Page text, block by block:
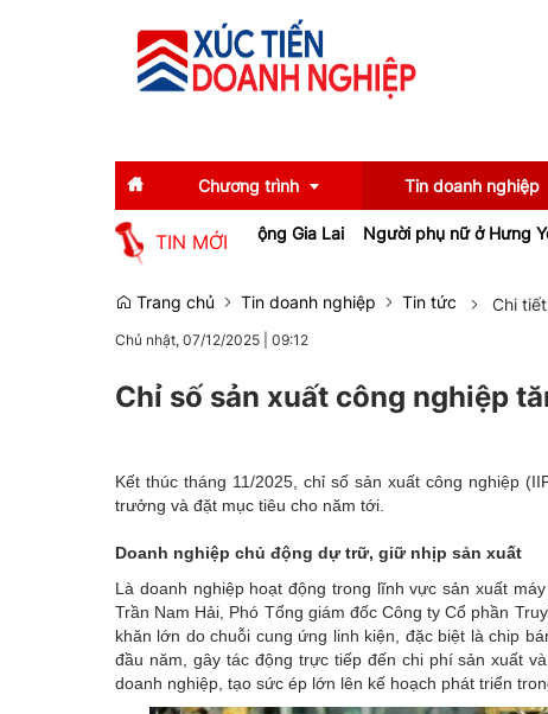
Chương trình
Diễn giả
Thông tin báo chí
Sự kiện
Tin doanh nghiệp
Tin tức
Doanh nghiệp tiêu
Emagazine
TIN MỚI
tạo việc làm cho lao động Gia Lai Người phụ nữ ở Hưng Yên
Trang chủ Tin doanh nghiệp Tin tức Chi
Chủ nhật, 07/12/2025 09:12
Chỉ số sản xuất công nghiệp
Kết thúc tháng 11/2025, chỉ số sản xuất công nghiệp
trưởng và đặt mục tiêu cho năm tới.
Doanh nghiệp chủ động dự trữ, giữ nhịp sản xuất
Là doanh nghiệp hoạt động trong lĩnh vực sản xuất
Trần Nam Hải, Phó Tổng giám đốc Công ty Cổ phần
khăn lớn do chuỗi cung ứng linh kiện, đặc biệt là chip
đầu năm, gây tác động trực tiếp đến chi phí sản xuất
doanh nghiệp, tạo sức ép lớn lên kế hoạch phát triển